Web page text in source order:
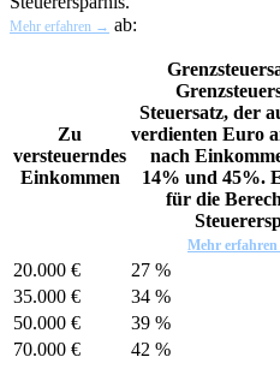
Mehr erfahren → ab:
Zu
versteuerndes
Einkommen
Steuersatz, der
verdienten Euro
nach
14% und 45%.
für die
Mehr
20.000 € 27 %
35.000 €
34 %
50.000 €
39 %
70.000 €
42 %